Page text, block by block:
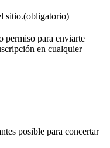
sitio.(obligatorio)
permiso para enviarte
en cualquier
posible para concertar